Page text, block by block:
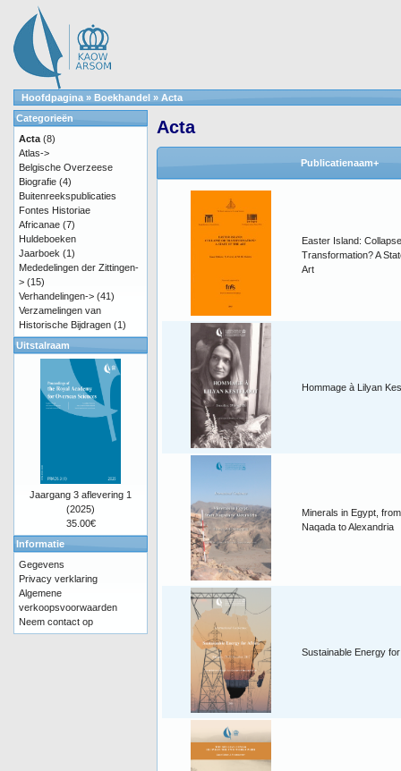
Hoofdpagina » Boekhandel » Acta
Acta
Publicatienaam+
Easter Island:
Transformation? A
Art
Hommage à Lilyan
Minerals in Egypt, from
Naqada to Alexandria
Sustainable Energy
Categorieën
Acta (8)
Atlas->
Belgische Overzeese
Biografie (4)
Buitenreekspublicaties
Fontes Historiae
Africanae (7)
Huldeboeken
Jaarboek (1)
Mededelingen der Zittingen-
> (15)
Verhandelingen-> (41)
Verzamelingen van
Historische Bijdragen (1)
Uitstalraam
Jaargang 3 aflevering 1
(2025)
35.00€
Informatie
Gegevens
Privacy verklaring
Algemene
verkoopsvoorwaarden
Neem contact op